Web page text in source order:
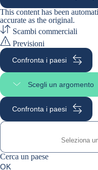
This content has been
accurate as the original.
Scambi commerciali
Previsioni
Confronta i paesi
Scegli un argomento
Seleziona una sezione
Confronta i paesi
Cerca un paese
0suggestions
Cerca un paese
OK